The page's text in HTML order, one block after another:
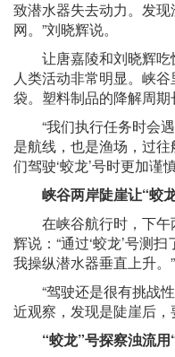
致潜水器失去动力。发
网。”刘晓辉说。
让唐嘉陵和刘晓辉吃
人类活动非常明显。峡
袋。塑料制品的降解周期
“我们执行任务时会遇
是航线，也是渔场，过
们驾驶‘蛟龙’号时更加谨
峡谷两岸陡崖让“蛟
在峡谷航行时，下午
辉说：“通过‘蛟龙’号测
我操纵潜水器垂直上升。”
“驾驶还是很有挑战性
近观察，发现是陡崖后，
“蛟龙”号探察浊流用